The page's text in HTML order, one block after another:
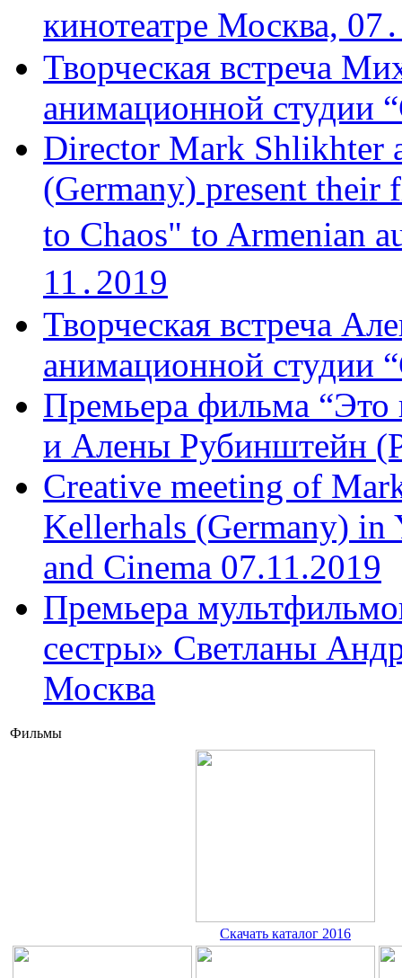
кинотеатре Москва,
Творческая встреча
анимационной студии
Director Mark Shlikhter
(Germany) present
to Chaos" to Armenian
11․2019
Творческая встреча
анимационной студии
Премьера фильма “Это
и Алены Рубинштейн
Creative meeting of
Kellerhals (Germany) in
and Cinema 07.11.2019
Премьера
сестры» Светланы
Москва
Фильмы
Скачать каталог 2016